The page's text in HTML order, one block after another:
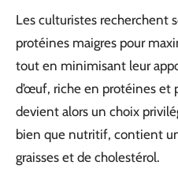
Les culturistes recherchent
protéines maigres pour
tout en minimisant leur
d’œuf, riche en protéines et
devient alors un choix
bien que nutritif, contient
graisses et de cholestérol.